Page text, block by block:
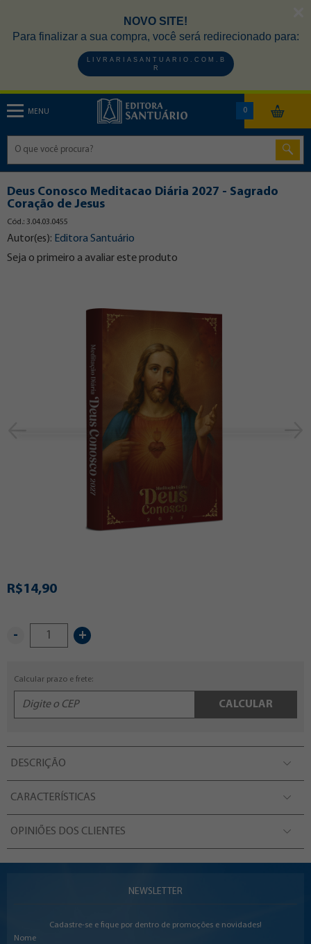
NOVO SITE!
Para finalizar a sua compra, você será redirecionado para:
L I V R A R I A S A N T U A R I O . C O M . B
R
MENU 0
Deus Conosco Meditacao Diária 2027 - Sagrado
Coração de Jesus
Cód.: 3.04.03.0455
Autor(es): Editora Santuário
Seja o primeiro a avaliar este produto
R$14,90
- +
Calcular prazo e frete:
CALCULAR
DESCRIÇÃO
CARACTERÍSTICAS
OPINIÕES DOS CLIENTES
NEWSLETTER
Cadastre-se e fique por dentro de promoções e novidades!
Nome